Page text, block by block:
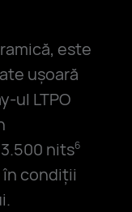
este
ușoară
ul LTPO
nits6
condiții